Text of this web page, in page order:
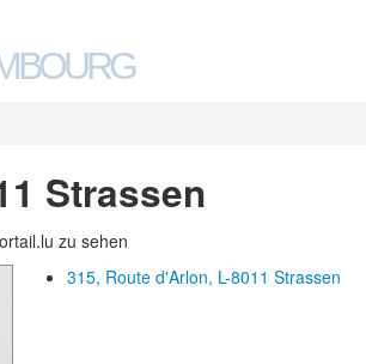
Strassen
zu sehen
315, Route d'Arlon, L-8011 Strassen